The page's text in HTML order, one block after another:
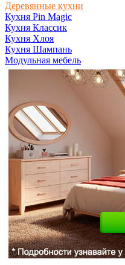
Деревянные кухни
Кухня Pin Magic
Кухня Классик
Кухня Хлоя
Кухня Шампань
Модульная мебель